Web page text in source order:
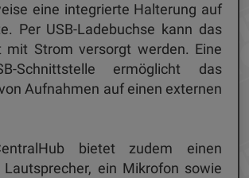
eine integrierte Halterung auf
Per USB-Ladebuchse kann das
mit Strom versorgt werden. Eine
Schnittstelle ermöglicht das
Aufnahmen auf einen externen
bietet zudem einen
Lautsprecher, ein Mikrofon sowie